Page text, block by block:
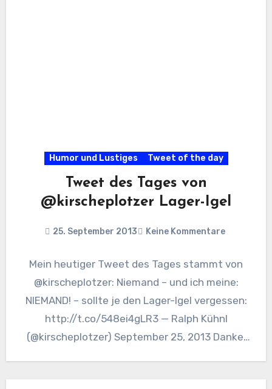
Humor und Lustiges Tweet of the day
Tweet des Tages von
@kirscheplotzer Lager-Igel
25. September 2013 Keine Kommentare
Mein heutiger Tweet des Tages stammt von
@kirscheplotzer: Niemand – und ich meine:
NIEMAND! – sollte je den Lager-Igel vergessen:
http://t.co/548ei4gLR3 — Ralph Kühnl
(@kirscheplotzer) September 25, 2013 Danke.